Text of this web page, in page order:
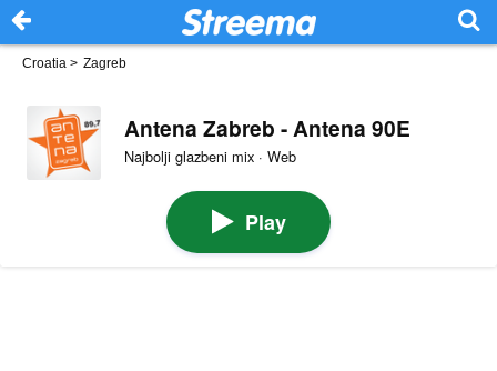
Croatia > Zagreb
Antena Zabreb - Antena 90E
Najbolji glazbeni mix · Web
Play